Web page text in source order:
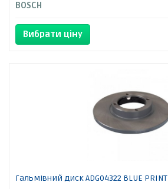
BOSCH
Вибрати ціну
Гальмівний диск ADG04322 BLUE PRINT